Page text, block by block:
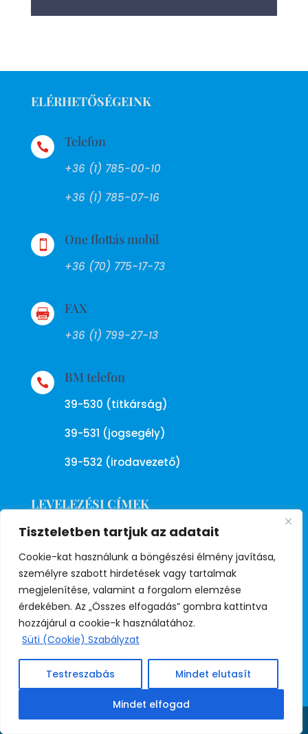
Tiszteletben tartjuk az adatait
Cookie-kat használunk a böngészési élmény javítása,
személyre szabott hirdetések vagy tartalmak
megjelenítése, valamint a forgalom elemzése
érdekében. Az „Összes elfogadás” gombra kattintva
hozzájárul a cookie-k használatához.
Süti (Cookie) Szabályzat
Testreszabás Mindet elutasít
Mindet elfogad
ELÉRHETŐSÉGEINK
 Telefon
+36 (1) 785-00-10
+36 (1) 785-07-16
 One flottás mobil
+36 (70) 775-17-73
 FAX
+36 (1) 799-27-13
 BM telefon
39-530 (titkárság)
39-531 (jogsegély)
39-532 (irodavezető)
LEVELEZÉSI CÍMEK
frsz@frsz.hu
l Rendőrségi (belső)
frsz@orfk.police.hu
(Rendőrségi levelezési címünk jelenleg
nem működik!)
Share This